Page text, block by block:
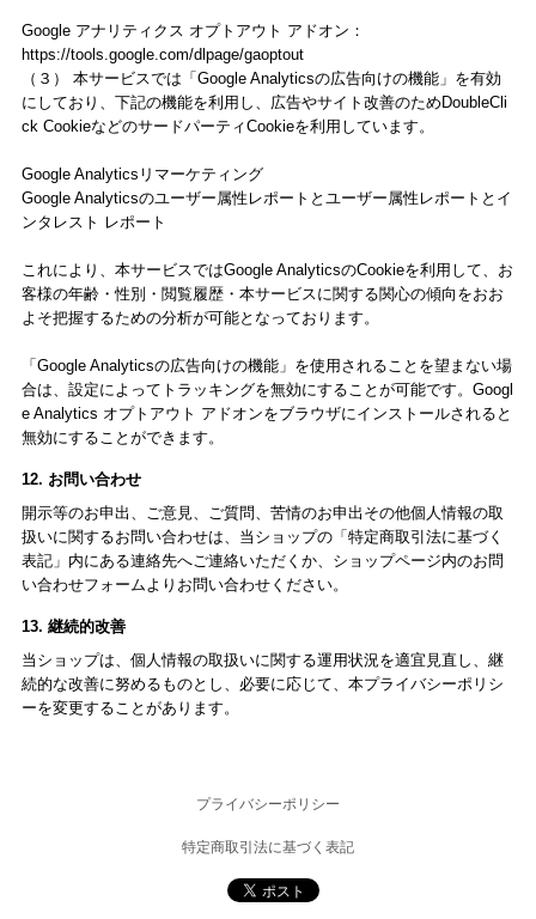
Google アナリティクス オプトアウト アドオン：
https://tools.google.com/dlpage/gaoptout
（３） 本サービスでは「Google Analyticsの広告向けの機能」を有効
にしており、下記の機能を利用し、広告やサイト改善のためDoubleCli
ck CookieなどのサードパーティCookieを利用しています。
Google Analyticsリマーケティング
Google Analyticsのユーザー属性レポートとユーザー属性レポートとイ
ンタレスト レポート
これにより、本サービスではGoogle AnalyticsのCookieを利用して、お
客様の年齢・性別・閲覧履歴・本サービスに関する関心の傾向をおお
よそ把握するための分析が可能となっております。
「Google Analyticsの広告向けの機能」を使用されることを望まない場
合は、設定によってトラッキングを無効にすることが可能です。Googl
e Analytics オプトアウト アドオンをブラウザにインストールされると
無効にすることができます。
12. お問い合わせ
開示等のお申出、ご意見、ご質問、苦情のお申出その他個人情報の取
扱いに関するお問い合わせは、当ショップの「特定商取引法に基づく
表記」内にある連絡先へご連絡いただくか、ショップページ内のお問
い合わせフォームよりお問い合わせください。
13. 継続的改善
当ショップは、個人情報の取扱いに関する運用状況を適宜見直し、継
続的な改善に努めるものとし、必要に応じて、本プライバシーポリシ
ーを変更することがあります。
プライバシーポリシー
特定商取引法に基づく表記